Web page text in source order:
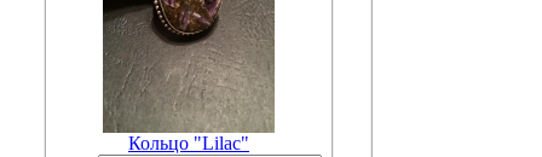
Кольцо "Lilac"